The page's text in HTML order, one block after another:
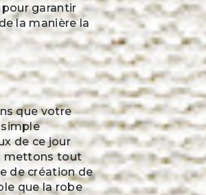
garantir
la manière la
que votre
de ce jour
mettons tout
de création de
que la robe